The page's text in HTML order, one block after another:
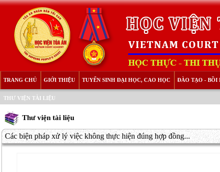
TRANG CHỦ GIỚI THIỆU TUYỂN SINH ĐẠI HỌC, CAO HỌC ĐÀO TẠO - BỒI
THƯ VIỆN TÀI LIỆU
Thư viện tài liệu
Các biện pháp xử lý việc không thực hiện đúng hợp đồng...